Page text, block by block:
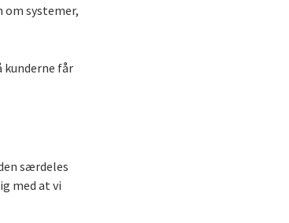
om systemer,
kunderne får
særdeles
med at vi